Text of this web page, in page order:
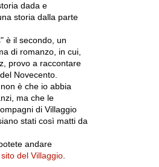
dada e
storia dalla parte
è il secondo, un
di romanzo, in cui,
provo a raccontare
Novecento.
è che io abbia
ma che le
di Villaggio
stati così matti da
andare
sito del Villaggio.